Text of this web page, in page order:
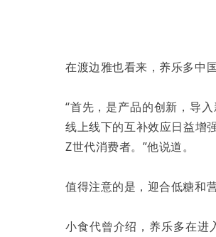
在渡边雅也看来，养乐多中
“首先，是产品的创新，导
线上线下的互补效应日益增
Z世代消费者。”他说道。
值得注意的是，迎合低糖和
小食代曾介绍，养乐多在进